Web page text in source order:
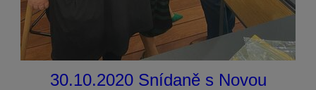
30.10.2020 Snídaně s Novou